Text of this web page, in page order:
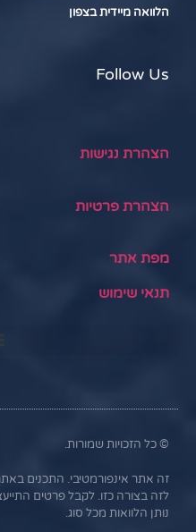
הלוואה מיידית בצפון
Follow Us
הצהרת נגישות
הצהרת פרטיות
מפת אתר
תנאי שימוש
© כל הזכויות שמורות.
זה אתר אינפורמטיבי. התכנים
לזה בצורה כזו. לקבל פרטים
נותן הלוואות מכל סוג.